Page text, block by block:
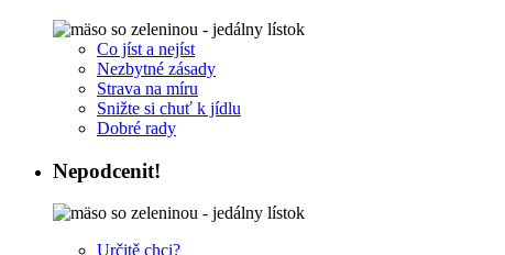
Co jíst a nejíst
Nezbytné zásady
Strava na míru
Snižte si chuť k jídlu
Dobré rady
Nepodcenit!
Určitě chci?